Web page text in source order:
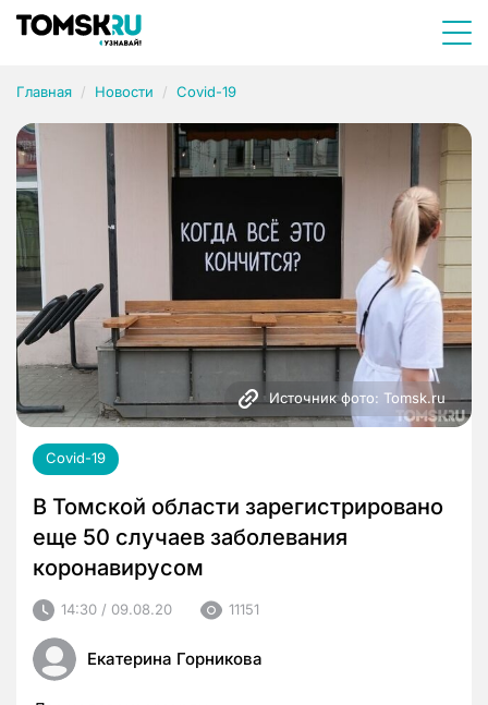
Главная Новости Covid-19
Источник фото: Tomsk.ru
Covid-19
В Томской области зарегистрировано
еще 50 случаев заболевания
коронавирусом
14:30 / 09.08.20 11151
Екатерина Горникова